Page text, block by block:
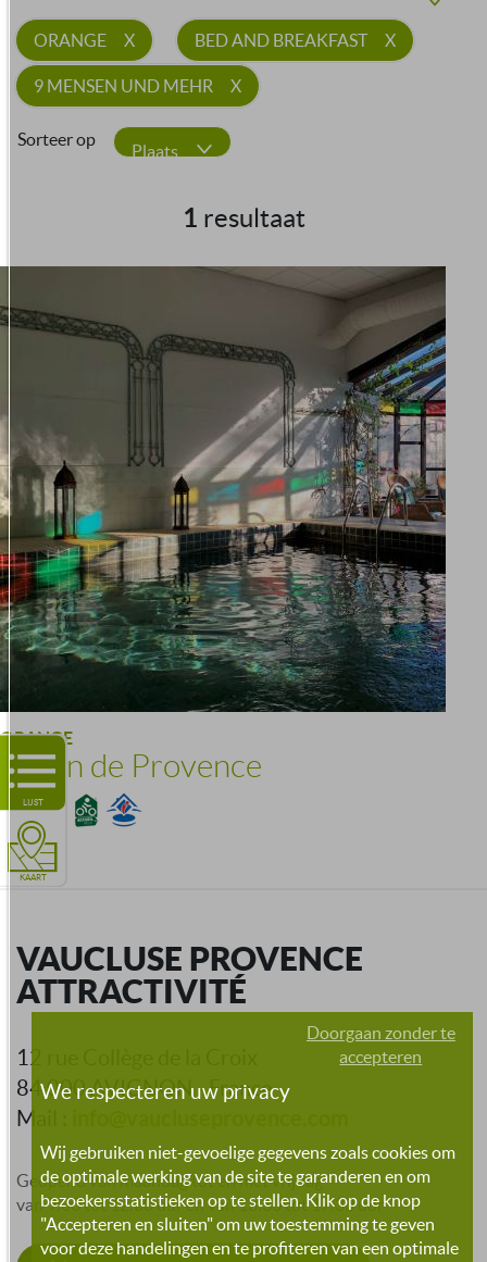
LIJST
KAART
ORANGE BED AND BREAKFAST
9 MENSEN UND MEHR
Sorteer op
Plaats
1 resultaat
ORANGE
Justin de Provence
VAUCLUSE PROVENCE
ATTRACTIVITÉ
12 rue Collège de la Croix
84 000 AVIGNON - France
Mail :
Geopend van maandag tot en met vrijdag
van 9:00 tot 12:30 uur en van 13:30 tot 17:30 uur
Doorgaan zonder te
accepteren
We respecteren uw privacy
Wij gebruiken niet-gevoelige gegevens zoals cookies om
de optimale werking van de site te garanderen en om
bezoekersstatistieken op te stellen. Klik op de knop
"Accepteren en sluiten" om uw toestemming te geven
voor deze handelingen en te profiteren van een optimale